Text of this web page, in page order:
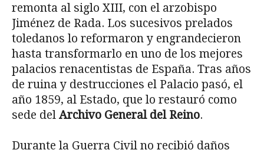
remonta al siglo XIII, con el arzobispo
Jiménez de Rada. Los sucesivos prelados
toledanos lo reformaron y engrandecieron
hasta transformarlo en uno de los mejores
palacios renacentistas de España. Tras años
de ruina y destrucciones el Palacio pasó, el
año 1859, al Estado, que lo restauró como
sede del Archivo General del Reino.
Durante la Guerra Civil no recibió daños